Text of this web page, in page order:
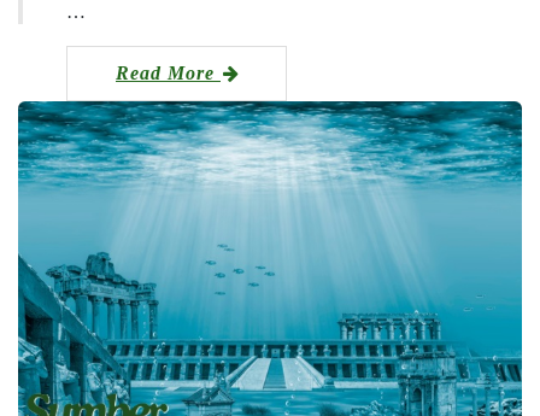
…
Read More